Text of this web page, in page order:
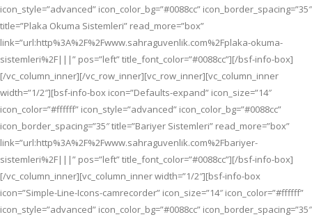
icon_style=”advanced” icon_color_bg=”#0088cc” icon_border_spacing=”35″
title=”Plaka Okuma Sistemleri” read_more=”box”
link=”url:http%3A%2F%2Fwww.sahraguvenlik.com%2Fplaka-okuma-
sistemleri%2F|||” pos=”left” title_font_color=”#0088cc”][/bsf-info-box]
[/vc_column_inner][/vc_row_inner][vc_row_inner][vc_column_inner
width=”1/2″][bsf-info-box icon=”Defaults-expand” icon_size=”14″
icon_color=”#ffffff” icon_style=”advanced” icon_color_bg=”#0088cc”
icon_border_spacing=”35″ title=”Bariyer Sistemleri” read_more=”box”
link=”url:http%3A%2F%2Fwww.sahraguvenlik.com%2Fbariyer-
sistemleri%2F|||” pos=”left” title_font_color=”#0088cc”][/bsf-info-box]
[/vc_column_inner][vc_column_inner width=”1/2″][bsf-info-box
icon=”Simple-Line-Icons-camrecorder” icon_size=”14″ icon_color=”#ffffff”
icon_style=”advanced” icon_color_bg=”#0088cc” icon_border_spacing=”35″